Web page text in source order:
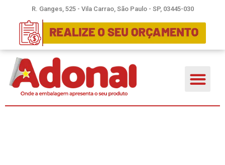
R. Ganges, 525 - Vila Carrao, São Paulo - SP, 03445-030